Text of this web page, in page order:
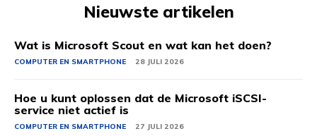
Nieuwste artikelen
Wat is Microsoft Scout en wat kan het doen?
COMPUTER EN SMARTPHONE 28 JULI 2026
Hoe u kunt oplossen dat de Microsoft iSCSI-
service niet actief is
COMPUTER EN SMARTPHONE 27 JULI 2026